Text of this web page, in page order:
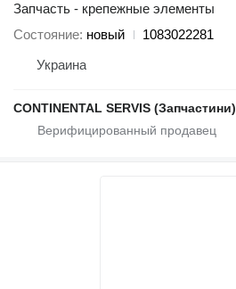
Запчасть - крепежные элементы
Состояние новый
1083022281
Украина
CONTINENTAL SERVIS (Запчастини)